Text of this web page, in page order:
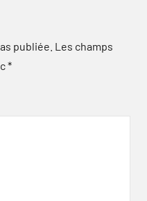
publiée. Les champs
*